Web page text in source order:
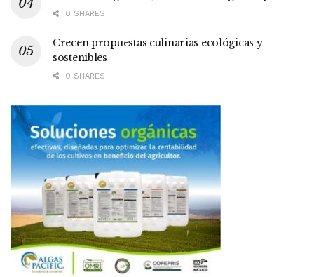
0 SHARES
Crecen propuestas culinarias ecológicas y
sostenibles
0 SHARES